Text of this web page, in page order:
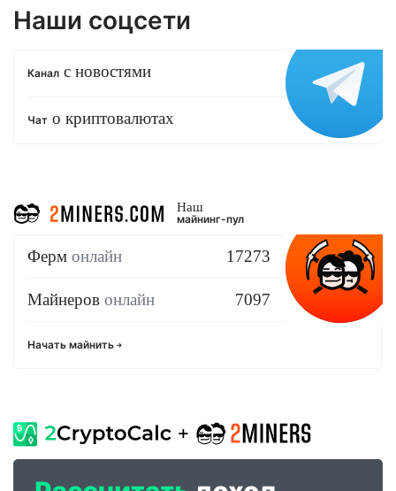
Наши соцсети
Канал с новостями
Чат о криптовалютах
Наш
майнинг-пул
Ферм онлайн 17273
Майнеров онлайн 7097
Начать майнить